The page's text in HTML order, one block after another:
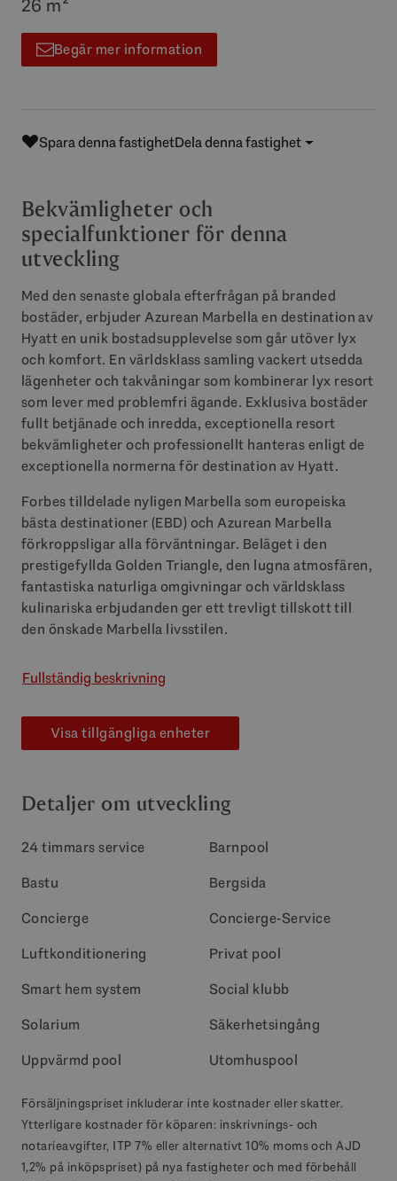
26 m²
Begär mer information
Spara denna fastighetDela denna fastighet
Bekvämligheter och
specialfunktioner för denna
utveckling
Med den senaste globala efterfrågan på branded
bostäder, erbjuder Azurean Marbella en destination av
Hyatt en unik bostadsupplevelse som går utöver lyx
och komfort. En världsklass samling vackert utsedda
lägenheter och takvåningar som kombinerar lyx resort
som lever med problemfri ägande. Exklusiva bostäder
fullt betjänade och inredda, exceptionella resort
bekvämligheter och professionellt hanteras enligt de
exceptionella normerna för destination av Hyatt.
Forbes tilldelade nyligen Marbella som europeiska
bästa destinationer (EBD) och Azurean Marbella
förkroppsligar alla förväntningar. Beläget i den
prestigefyllda Golden Triangle, den lugna atmosfären,
fantastiska naturliga omgivningar och världsklass
kulinariska erbjudanden ger ett trevligt tillskott till
den önskade Marbella livsstilen.
Fullständig beskrivning
Visa tillgängliga enheter
Detaljer om utveckling
24 timmars service
Barnpool
Bastu
Bergsida
Concierge
Concierge-Service
Luftkonditionering
Privat pool
Smart hem system
Social klubb
Solarium
Säkerhetsingång
Uppvärmd pool
Utomhuspool
Försäljningspriset inkluderar inte kostnader eller skatter.
Ytterligare kostnader för köparen: inskrivnings- och
notarieavgifter, ITP 7% eller alternativt 10% moms och AJD
1,2% på inköpspriset) på nya fastigheter och med förbehåll